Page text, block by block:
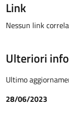
Link
Nessun link
Ulteriori
Ultimo
28/06/2023